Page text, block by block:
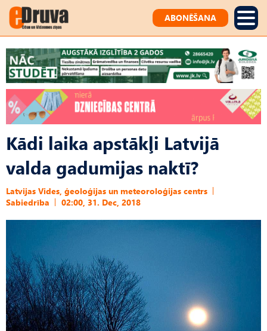
ABONĒŠANA
Kādi laika apstākļi Latvijā
valda gadumijas naktī?
Latvijas Vides, ģeoloģijas un meteoroloģijas centrs
Sabiedrība
02:00, 31. Dec, 2018